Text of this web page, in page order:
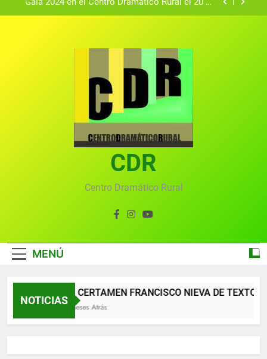
Gala 2024 en el Centro Dramático Rural el 20 de
convocado por el Centro Dramático Rural de Mira
(Cuenca)
Gala anual virtual del Centro Dramático Rural de
Gala del Centro Dramático Rural 2025
Gala 2024 en el Centro Dramático Rural el 20 de
Textos seleccionados en el VI Certamen
Francisco Nieva de piezas breves teatrales
convocado por el Centro Dramático Rural de Mira
Gala anual virtual del Centro Dramático Rural de
CDR
Centro Dramático Rural
MENÚ
NOTICIAS
XII CERTAMEN FRANCISCO NIEVA DE TEXTOS
2 Meses Atrás